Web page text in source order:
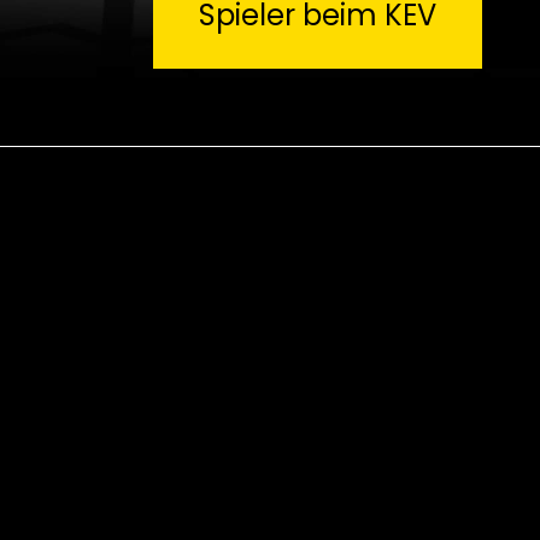
Spieler beim KEV